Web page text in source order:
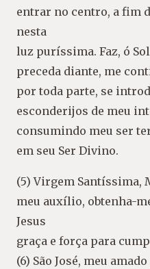
entrar no centro, a fim
nesta
luz puríssima. Faz, ó
preceda diante, me
por toda parte, se
esconderijos de meu
consumindo meu ser
em seu Ser Divino.
(5) Virgem Santíssima,
meu auxílio, obtenha-
Jesus
graça e força para
(6) São José, meu